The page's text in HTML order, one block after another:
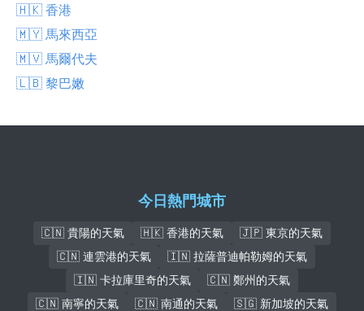
🇭🇰 香港
🇲🇾 馬來西亞
🇲🇻 馬爾代夫
🇱🇧 黎巴嫩
今日熱門城市
🇨🇳 貴陽的天氣 🇭🇰 香港的天氣
🇯🇵 東京的天氣
🇨🇳 連雲港的天氣
🇮🇳 拉薩普迪帕勒姆的天氣
🇮🇳 卡拉庫里奇的天氣
🇨🇳 鄭州的天氣
🇨🇳 南寧的天氣
🇨🇳 南通的天氣
🇸🇬 新加坡的天氣